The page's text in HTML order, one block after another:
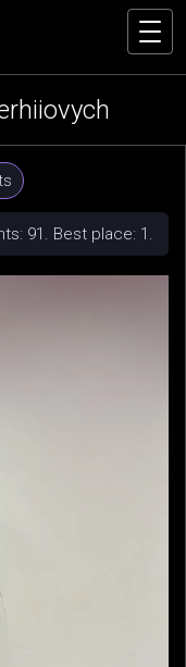
91. Best place: 1.